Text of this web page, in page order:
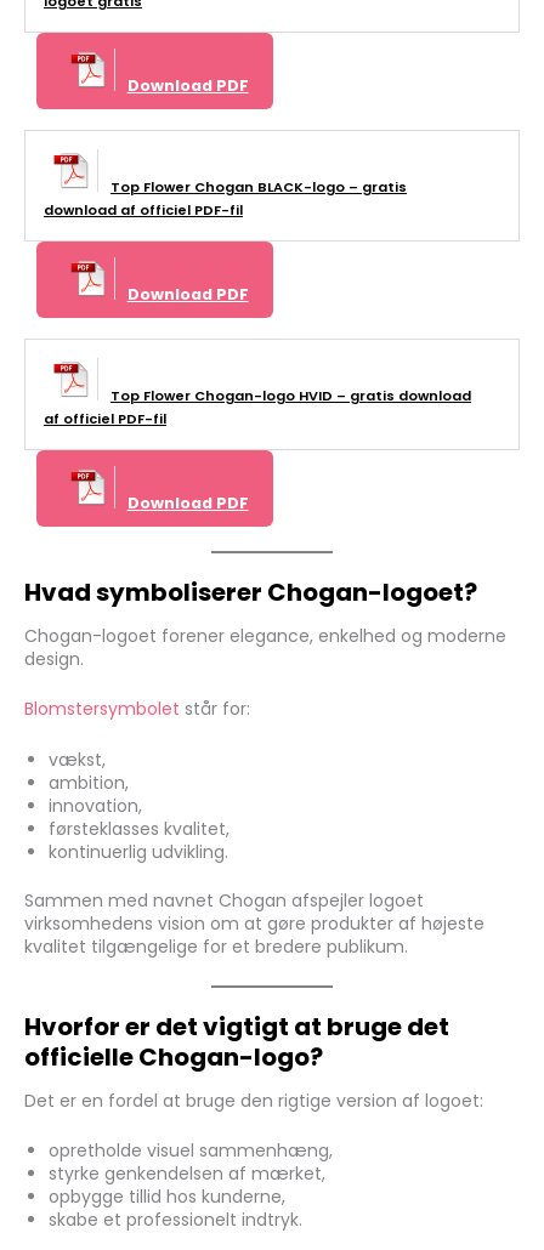
Download PDF
Top Flower Chogan BLACK-logo – gratis
download af officiel PDF-fil
Download PDF
Top Flower Chogan-logo HVID – gratis download
af officiel PDF-fil
Download PDF
Hvad symboliserer Chogan-logoet?
Chogan-logoet forener elegance, enkelhed og moderne
design.
Blomstersymbolet står for:
vækst,
ambition,
innovation,
førsteklasses kvalitet,
kontinuerlig udvikling.
Sammen med navnet Chogan afspejler logoet
virksomhedens vision om at gøre produkter af højeste
kvalitet tilgængelige for et bredere publikum.
Hvorfor er det vigtigt at bruge det
officielle Chogan-logo?
Det er en fordel at bruge den rigtige version af logoet:
opretholde visuel sammenhæng,
styrke genkendelsen af mærket,
opbygge tillid hos kunderne,
skabe et professionelt indtryk.